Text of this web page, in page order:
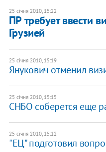
25 січня 2010, 15:22
ПР требует ввести
Грузией
25 січня 2010, 15:19
Янукович отменил
25 січня 2010, 15:15
СНБО соберется еще
25 січня 2010, 15:12
"ЕЦ" подготовил